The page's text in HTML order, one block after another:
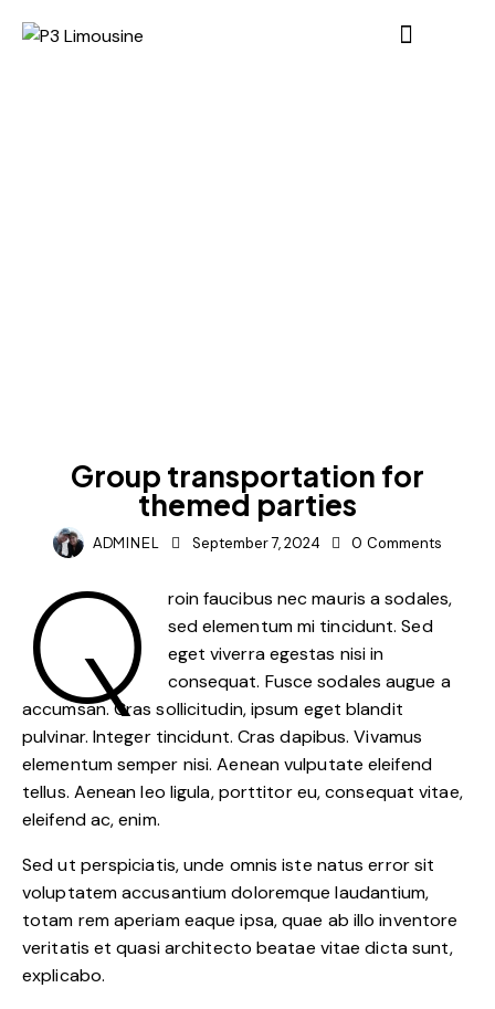
Group transportation for
themed parties
ADMINEL September 7, 2024 0 Comments
Q
roin faucibus nec mauris a sodales,
sed elementum mi tincidunt. Sed
eget viverra egestas nisi in
consequat. Fusce sodales augue a
accumsan. Cras sollicitudin, ipsum eget blandit
pulvinar. Integer tincidunt. Cras dapibus. Vivamus
elementum semper nisi. Aenean vulputate eleifend
tellus. Aenean leo ligula, porttitor eu, consequat vitae,
eleifend ac, enim.
Sed ut perspiciatis, unde omnis iste natus error sit
voluptatem accusantium doloremque laudantium,
totam rem aperiam eaque ipsa, quae ab illo inventore
veritatis et quasi architecto beatae vitae dicta sunt,
explicabo.